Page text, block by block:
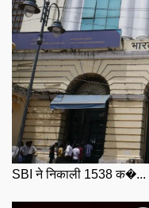
SBI ने निकाली 1538 क�...